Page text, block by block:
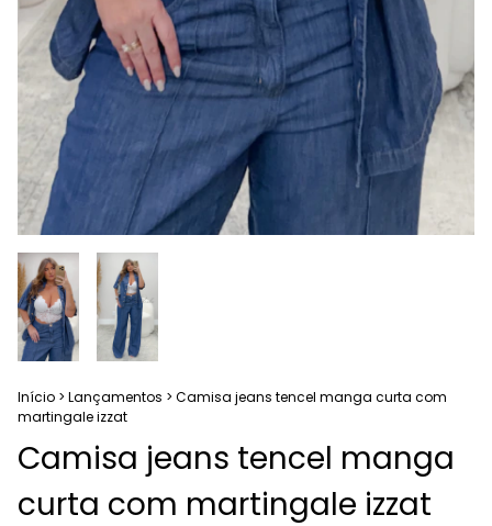
Início > Lançamentos > Camisa jeans tencel manga curta com
martingale izzat
Camisa jeans tencel manga
curta com martingale izzat